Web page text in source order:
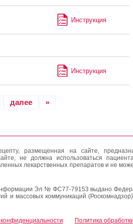
Инструкция
Инструкция
далее »
размещенная на сайте,
не должна использоваться
лекарственных препаратов и не
Эл № ФС77-79153 выдано
и массовых коммуникаций
Политика